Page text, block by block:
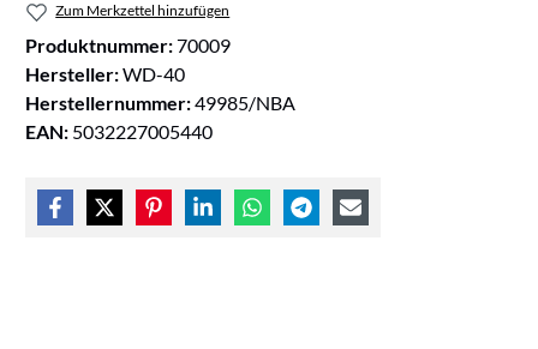
Zum Merkzettel hinzufügen
Produktnummer:70009
Hersteller:WD-40
Herstellernummer:49985/NBA
EAN: 5032227005440